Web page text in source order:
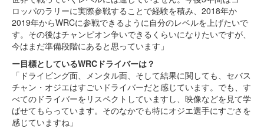
ロッパのラリーに実際参戦することで経験を積み、2018年か
2019年からWRCに参戦できるように自分のレベルを上げたいで
す。その後はチャンピオン争いできるくらいになりたいですが、
今はまだ準備段階にあると思っています」
ー目標としているWRCドライバーは？
「ドライビング面、メンタル面、そして結果に関しても、セバス
チャン・オジエはすごいドライバーだと感じています。でも、す
べてのドライバーをリスペクトしていますし、映像などを見て学
ばせてもらっています。そのなかでも特にオジエ選手にすごさを
感じていますね」